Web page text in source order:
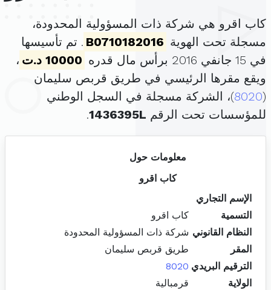
كاب اقرو هي شركة ذات المسؤولية المحدودة،
مسجلة تحت الهوية B0710182016 . تم تأسيسها
في 15 جانفي 2016 برأس مال قدره
10000 د.ت
،
ويقع مقرها الرئيسي في طريق قربص سليمان
(
8020)، الشركة مسجلة في السجل الوطني
للمؤسسات تحت الرقم 1436395L
.
معلومات حول
كاب اقرو
الإسم التجاري
التسمية
كاب اقرو
النظام القانوني شركة ذات المسؤولية المحدودة
المقر
طريق قربص سليمان
الترقيم البريدي 8020
الولاية
قرمبالية